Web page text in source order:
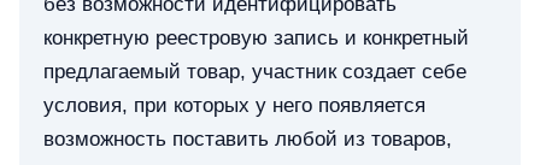
конкретную реестровую запись и конкретный
предлагаемый товар, участник создает себе
условия, при которых у него появляется
возможность поставить любой из товаров,